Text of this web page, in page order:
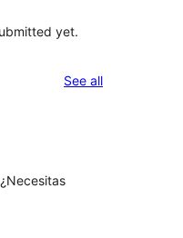
yet.
See allreviews